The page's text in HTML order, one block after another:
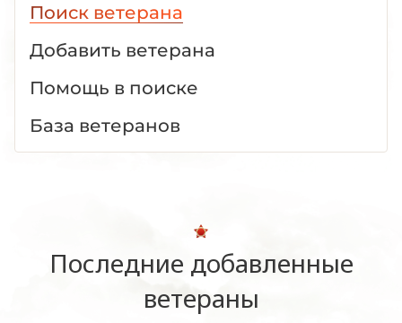
Поиск ветерана
Добавить ветерана
Помощь в поиске
База ветеранов
Последние добавленные
ветераны